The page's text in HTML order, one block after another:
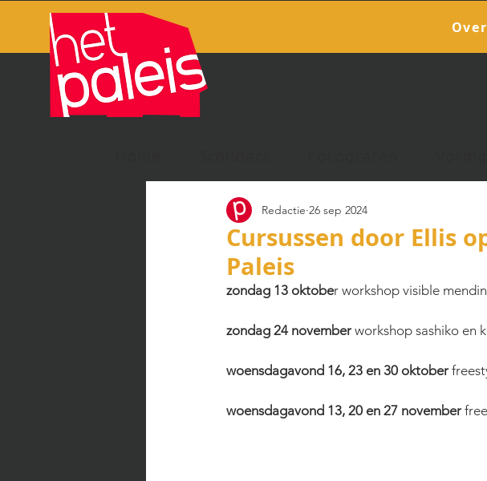
Cursussen door Ellis
Paleis
Redactie 26 sep 2024
zondag 13 oktober workshop visible
zondag 24 november workshop sashiko en
woensdagavond 16, 23 en 30 oktober
woensdagavond 13, 20 en 27 november